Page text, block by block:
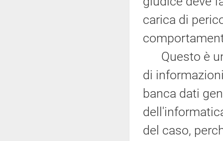
carica di
Questo è
di
banca dati
del caso,